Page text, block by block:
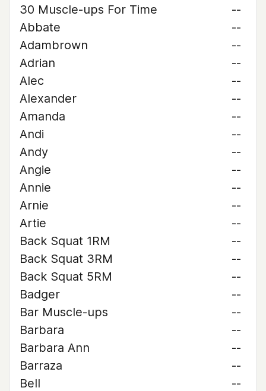
30 Muscle-ups For Time
--
Abbate
--
Adambrown
--
Adrian
--
Alec
--
Alexander
--
Amanda
--
Andi
--
Andy
--
Angie
--
Annie
--
Arnie
--
Artie
--
Back Squat 1RM
--
Back Squat 3RM
--
Back Squat 5RM
--
Badger
--
Bar Muscle-ups
--
Barbara
--
Barbara Ann
--
Barraza
--
Bell
--